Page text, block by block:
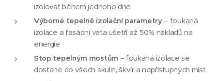
izolovat během jednoho dne
Výborné tepelně izolační parametry– foukaná
izolace a fasádní vata ušetří až 50% nákladů na
energie
Stop tepelným mostům– foukaná izolace se
dostane do všech skulin, škvír a nepřístupných míst